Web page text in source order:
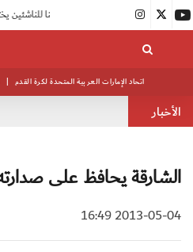
| اتحاد الإمارات العربية المتحدة لكرة القدم
الأخبار
الشارقة يحافظ على
2013-05-04 16:49